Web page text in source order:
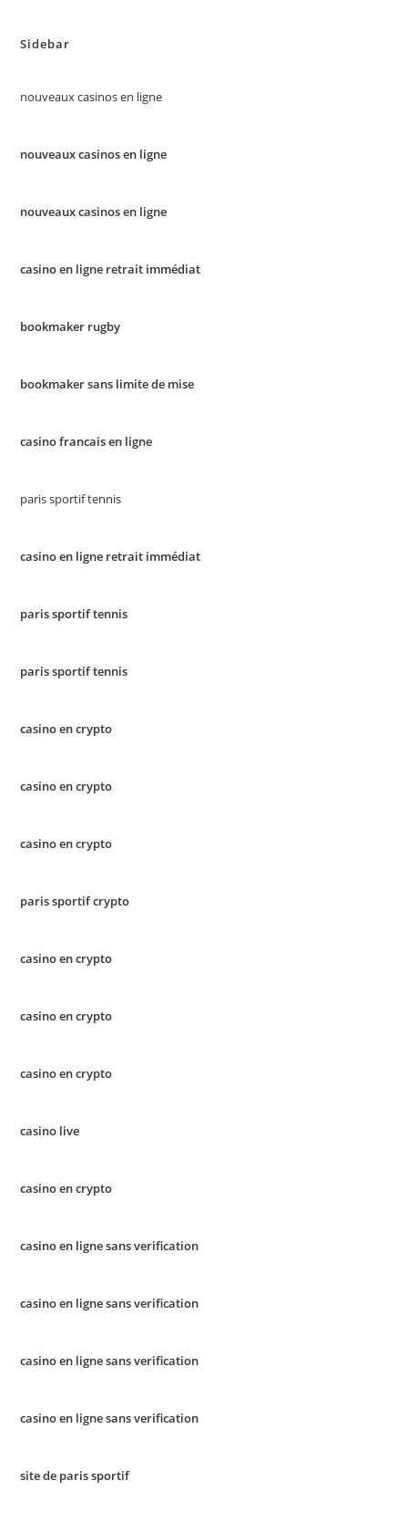
Sidebar
nouveaux casinos en ligne
nouveaux casinos en ligne
nouveaux casinos en ligne
casino en ligne retrait immédiat
bookmaker rugby
bookmaker sans limite de mise
casino francais en ligne
paris sportif tennis
casino en ligne retrait immédiat
paris sportif tennis
paris sportif tennis
casino en crypto
casino en crypto
casino en crypto
paris sportif crypto
casino en crypto
casino en crypto
casino en crypto
casino live
casino en crypto
casino en ligne sans verification
casino en ligne sans verification
casino en ligne sans verification
casino en ligne sans verification
site de paris sportif